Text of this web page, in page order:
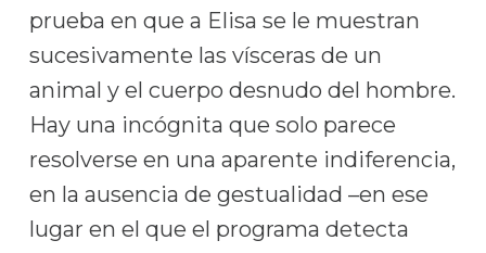
prueba en que a Elisa se le muestran
sucesivamente las vísceras de un
animal y el cuerpo desnudo del hombre.
Hay una incógnita que solo parece
resolverse en una aparente indiferencia,
en la ausencia de gestualidad –en ese
lugar en el que el programa detecta